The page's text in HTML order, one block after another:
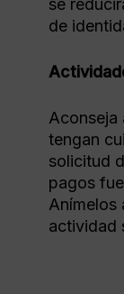
se
de
Aconseja
tengan
solicitud
pagos
Anímelos
actividad